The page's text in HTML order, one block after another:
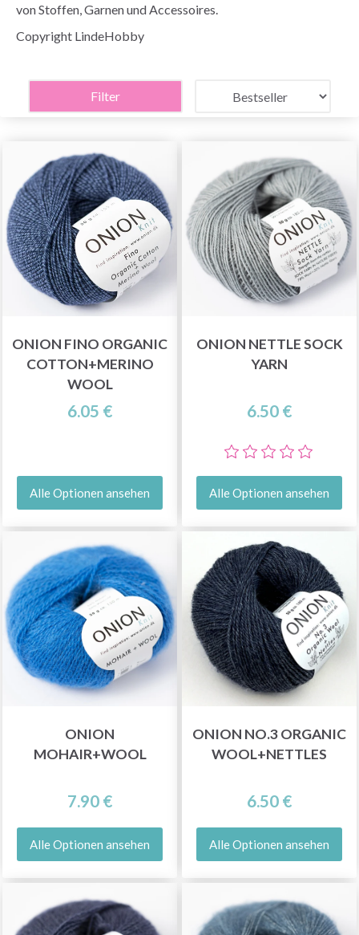
von Stoffen, Garnen und Accessoires.
Copyright LindeHobby
Filter
ONION FINO ORGANIC
COTTON+MERINO
WOOL
6.05 €
Alle Optionen ansehen
ONION NETTLE SOCK
YARN
6.50 €
Alle Optionen ansehen
ONION
MOHAIR+WOOL
7.90 €
Alle Optionen ansehen
ONION NO.3 ORGANIC
WOOL+NETTLES
6.50 €
Alle Optionen ansehen